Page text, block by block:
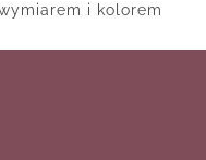
i kolorem